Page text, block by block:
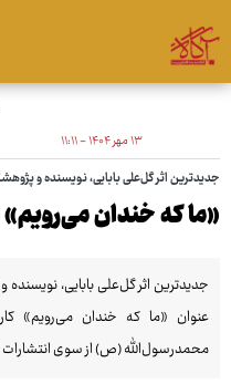
۱۳ مهر ۱۴۰۴ - ۱۱:۱۱
جدیدترین اثر گل‌علی بابایی، نویسنده و
«ما که خندان
جدیدترین اثر گل‌علی بابایی،
محمدرسول‌الله (ص) از سوی انتشارات ۲۷ بعثت منتشر شد.